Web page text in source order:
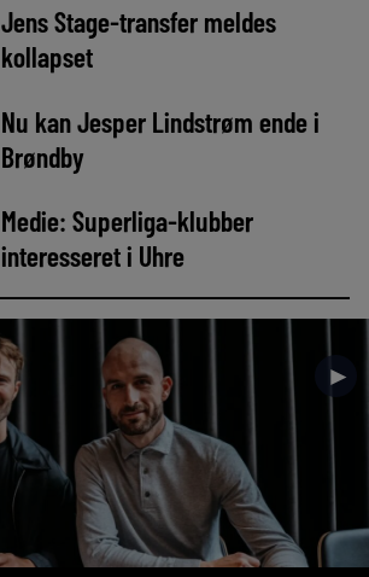
Jens Stage-transfer meldes
kollapset
Nu kan Jesper Lindstrøm ende i
Brøndby
Medie: Superliga-klubber
interesseret i Uhre
►